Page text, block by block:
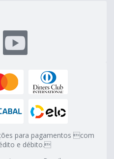
para pagamentos com
e débito.